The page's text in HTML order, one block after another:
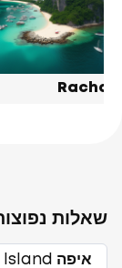
Racha
שאלות
איפה Chicken Island ביחס לפוקט?